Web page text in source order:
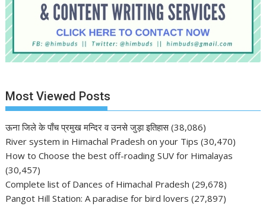
Most Viewed Posts
ऊना जिले के पाँच प्रमुख मन्दिर व उनसे जुड़ा इतिहास (38,086)
River system in Himachal Pradesh on your Tips (30,470)
How to Choose the best off-roading SUV for Himalayas
(30,457)
Complete list of Dances of Himachal Pradesh (29,678)
Pangot Hill Station: A paradise for bird lovers (27,897)